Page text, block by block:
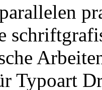
Typoart